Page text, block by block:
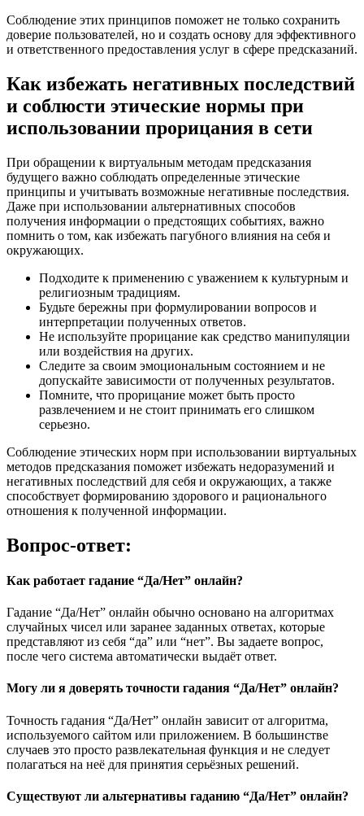
Соблюдение этих принципов поможет не только сохранить
доверие пользователей, но и создать основу для эффективного
и ответственного предоставления услуг в сфере предсказаний.
Как избежать негативных последствий
и соблюсти этические нормы при
использовании прорицания в сети
При обращении к виртуальным методам предсказания
будущего важно соблюдать определенные этические
принципы и учитывать возможные негативные последствия.
Даже при использовании альтернативных способов
получения информации о предстоящих событиях, важно
помнить о том, как избежать пагубного влияния на себя и
окружающих.
Подходите к применению с уважением к культурным и
религиозным традициям.
Будьте бережны при формулировании вопросов и
интерпретации полученных ответов.
Не используйте прорицание как средство манипуляции
или воздействия на других.
Следите за своим эмоциональным состоянием и не
допускайте зависимости от полученных результатов.
Помните, что прорицание может быть просто
развлечением и не стоит принимать его слишком
серьезно.
Соблюдение этических норм при использовании виртуальных
методов предсказания поможет избежать недоразумений и
негативных последствий для себя и окружающих, а также
способствует формированию здорового и рационального
отношения к полученной информации.
Вопрос-ответ:
Как работает гадание “Да/Нет” онлайн?
Гадание “Да/Нет” онлайн обычно основано на алгоритмах
случайных чисел или заранее заданных ответах, которые
представляют из себя “да” или “нет”. Вы задаете вопрос,
после чего система автоматически выдаёт ответ.
Могу ли я доверять точности гадания “Да/Нет” онлайн?
Точность гадания “Да/Нет” онлайн зависит от алгоритма,
используемого сайтом или приложением. В большинстве
случаев это просто развлекательная функция и не следует
полагаться на неё для принятия серьёзных решений.
Существуют ли альтернативы гаданию “Да/Нет” онлайн?